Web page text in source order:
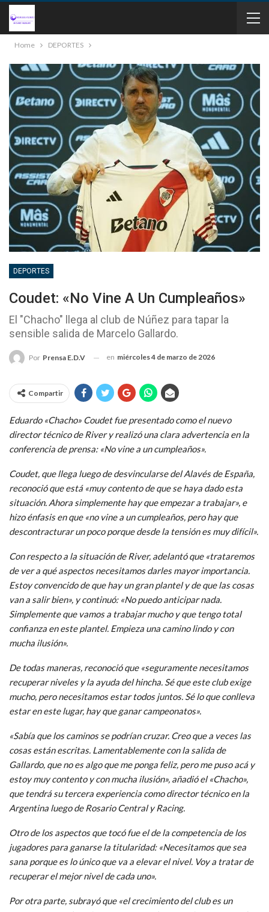
Home DEPORTES
DEPORTES
Coudet: «No Vine A Un Cumpleaños»
El "Chacho" llega al club de Núñez para tapar la
sensible salida de Marcelo Gallardo.
Por Prensa E.D.V en miércoles 4 de marzo de 2026
Compartir
Eduardo «Chacho» Coudet fue presentado como el nuevo
director técnico de River y realizó una clara advertencia en la
conferencia de prensa: «No vine a un cumpleaños».
Coudet, que llega luego de desvincularse del Alavés de España,
reconoció que está «muy contento de que se haya dado esta
situación. Ahora simplemente hay que empezar a trabajar», e
hizo énfasis en que «no vine a un cumpleaños, pero hay que
descontracturar un poco porque desde la tensión es muy difícil».
Con respecto a la situación de River, adelantó que «trataremos
de ver a qué aspectos necesitamos darles mayor importancia.
Estoy convencido de que hay un gran plantel y de que las cosas
van a salir bien», y continuó: «No puedo anticipar nada.
Simplemente que vamos a trabajar mucho y que tengo total
confianza en este plantel. Empieza una camino lindo y con
mucha ilusión».
De todas maneras, reconoció que «seguramente necesitamos
recuperar niveles y la ayuda del hincha. Sé que este club exige
mucho, pero necesitamos estar todos juntos. Sé lo que conlleva
estar en este lugar, hay que ganar campeonatos».
«Sabía que los caminos se podrían cruzar. Creo que a veces las
cosas están escritas. Lamentablemente con la salida de
Gallardo, que no es algo que me ponga feliz, pero me puso acá y
estoy muy contento y con mucha ilusión», añadió el «Chacho»,
que tendrá su tercera experiencia como director técnico en la
Argentina luego de Rosario Central y Racing.
Otro de los aspectos que tocó fue el de la competencia de los
jugadores para ganarse la titularidad: «Necesitamos que sea
sana porque es lo único que va a elevar el nivel. Voy a tratar de
recuperar el mejor nivel de cada uno».
Por otra parte, subrayó que «el crecimiento del club es un